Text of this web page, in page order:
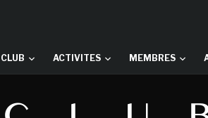
CLUB ACTIVITES MEMBRES